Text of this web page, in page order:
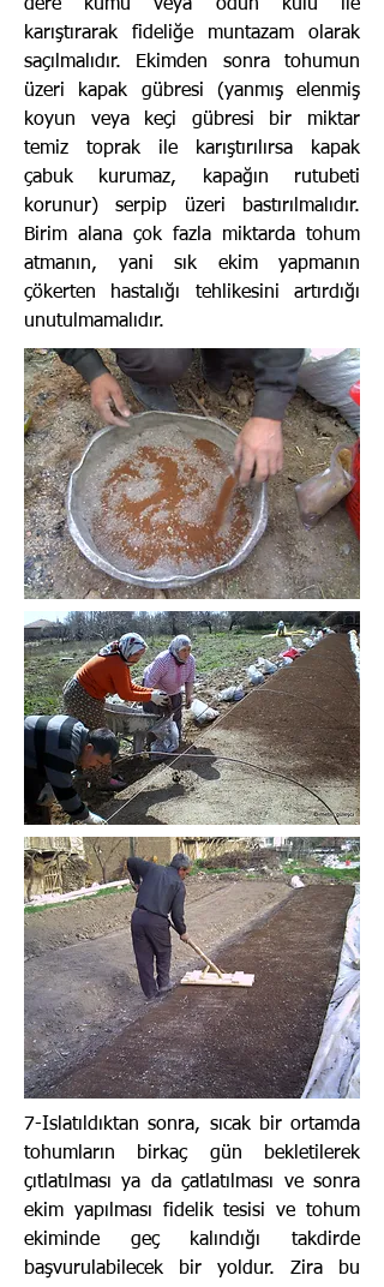
dere kumu veya odun külü ile
karıştırarak fideliğe muntazam olarak
saçılmalıdır. Ekimden sonra tohumun
üzeri kapak gübresi (yanmış elenmiş
koyun veya keçi gübresi bir miktar
temiz toprak ile karıştırılırsa kapak
çabuk kurumaz, kapağın rutubeti
korunur) serpip üzeri bastırılmalıdır.
Birim alana çok fazla miktarda tohum
atmanın, yani sık ekim yapmanın
çökerten hastalığı tehlikesini artırdığı
unutulmamalıdır.
7-Islatıldıktan sonra, sıcak bir ortamda
tohumların birkaç gün bekletilerek
çıtlatılması ya da çatlatılması ve sonra
ekim yapılması fidelik tesisi ve tohum
ekiminde geç kalındığı takdirde
başvurulabilecek bir yoldur. Zira bu